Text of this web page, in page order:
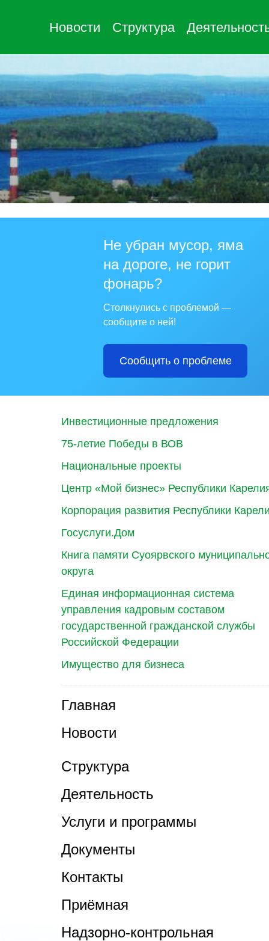
Новости Структура
Не убран мусор, яма
на дороге, не горит
фонарь?
Столкнулись с проблемой —
сообщите о ней!
Сообщить о проблеме
Инвестиционные предложения
75-летие Победы в ВОВ
Национальные проекты
Центр «Мой бизнес» Республики
Корпорация развития Республики
Госуслуги.Дом
Книга памяти Суоярвского
округа
Единая информационная система
управления кадровым составом
государственной гражданской службы
Российской Федерации
Имущество для бизнеса
Главная
Новости
Структура
Деятельность
Услуги и программы
Документы
Контакты
Приёмная
Надзорно-контрольная